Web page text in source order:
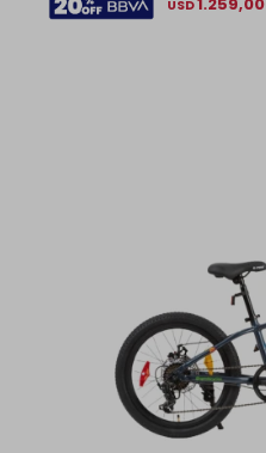
USD1.259,00